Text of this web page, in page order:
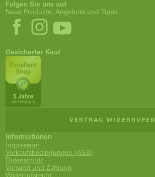
Folgen Sie uns auf
Neue Produkte, Angebote und Tipps
Gesicherter Kauf
VERTRAG WIDERRUFEN
Informationen
Impressum
Verkaufsbedingungen (AGB)
Datenschutz
Versand und Zahlung
Widerrufsrecht